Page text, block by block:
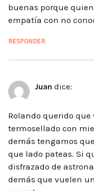
buenas porque
empatía con no
RESPONDER
Juan dice:
Rolando querido
termosellado con
demás tengamos
que lado pateas. Si
disfrazado de
demás que vuelen